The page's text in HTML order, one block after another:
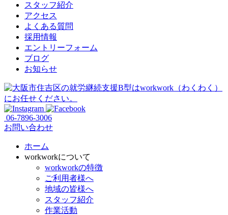
スタッフ紹介
アクセス
よくある質問
採用情報
エントリーフォーム
ブログ
お知らせ
06-7896-3006
お問い合わせ
ホーム
workworkについて
workworkの特徴
ご利用者様へ
地域の皆様へ
スタッフ紹介
作業活動